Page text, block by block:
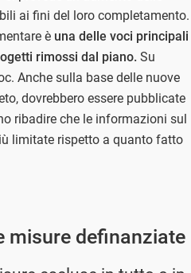
ai fini del loro completamento.
è una delle voci principali
rimossi dal piano. Su
Anche sulla base delle nuove
dovrebbero essere pubblicate
ribadire che le informazioni sul
limitate rispetto a quanto fatto
misure definanziate